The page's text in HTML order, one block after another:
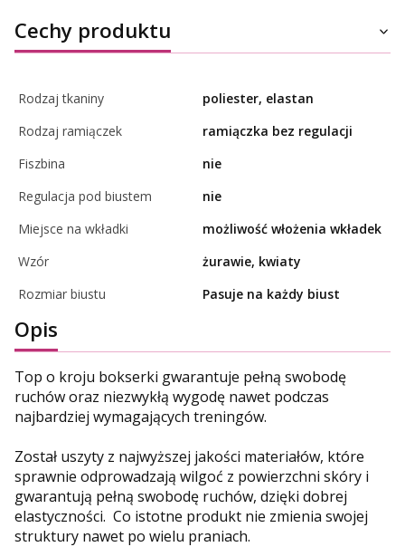
Cechy produktu
Rodzaj tkaniny
poliester, elastan
Rodzaj ramiączek
ramiączka bez regulacji
Fiszbina
nie
Regulacja pod biustem
nie
Miejsce na wkładki
możliwość włożenia wkładek
Wzór
żurawie, kwiaty
Rozmiar biustu
Pasuje na każdy biust
Opis
Top o kroju bokserki gwarantuje pełną swobodę
ruchów oraz niezwykłą wygodę nawet podczas
najbardziej wymagających treningów.
Został uszyty z najwyższej jakości materiałów, które
sprawnie odprowadzają wilgoć z powierzchni skóry i
gwarantują pełną swobodę ruchów, dzięki dobrej
elastyczności. Co istotne produkt nie zmienia swojej
struktury nawet po wielu praniach.